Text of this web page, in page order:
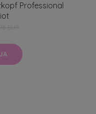
Professional